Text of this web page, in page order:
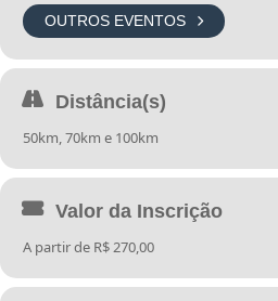
OUTROS EVENTOS
Distância(s)
50km, 70km e 100km
Valor da Inscrição
A partir de R$ 270,00